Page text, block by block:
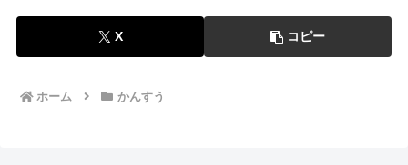
X コピー
ホーム かんすう